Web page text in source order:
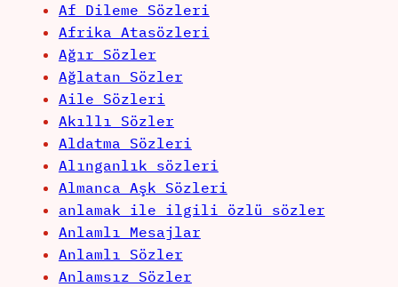
Af Dileme Sözleri
Afrika Atasözleri
Ağır Sözler
Ağlatan Sözler
Aile Sözleri
Akıllı Sözler
Aldatma Sözleri
Alınganlık sözleri
Almanca Aşk Sözleri
anlamak ile ilgili özlü sözler
Anlamlı Mesajlar
Anlamlı Sözler
Anlamsız Sözler